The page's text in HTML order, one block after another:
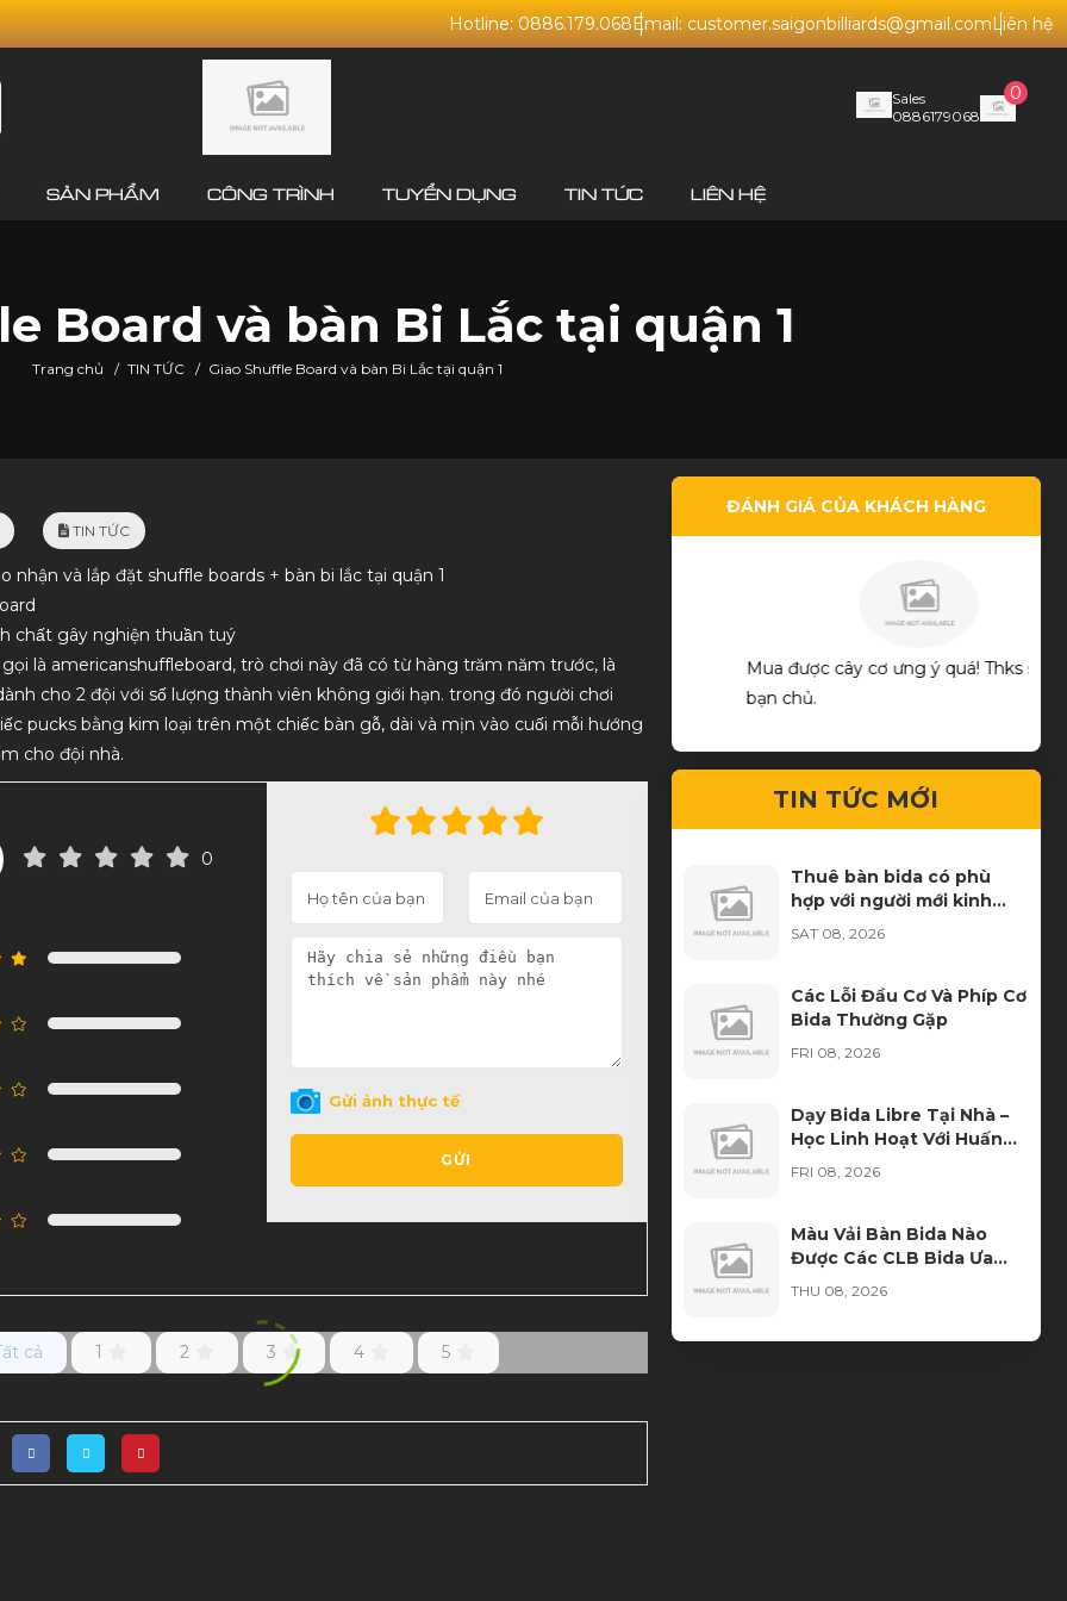
Hotline: 0886.179.068Email: customer.saigonbilliards@gmail.comLiên hệ
Sales
0886179068
0
SẢN PHẨM CÔNG TRÌNH TUYỂN DỤNG TIN TỨC LIÊN HỆ
Board và bàn Bi Lắc tại quận 1
Trang chủ / TIN TỨC / Giao Shuffle Board và bàn Bi Lắc tại quận 1
TIN TỨC
nhận và lắp đặt shuffle boards + bàn bi lắc tại quận 1
chất gây nghiện thuần tuý
là americanshuffleboard, trò chơi này đã có từ hàng trăm năm trước, là
cho 2 đội với số lượng thành viên không giới hạn. trong đó người chơi
pucks bằng kim loại trên một chiếc bàn gỗ, dài và mịn vào cuối mỗi hướng
cho đội nhà.
0
Gửi ảnh thực tế
GỬI
cả 1 2 3 4 5
ĐÁNH GIÁ CỦA KHÁCH HÀNG
chất lượng, nhân viên tư vấn nhiệt
Lần sau mình sẽ ủng hộ tiếp
dịch vụ uy tín, chất lượng
Mua được cây cơ ưng ý quá! Thks shop và
bạn chủ.
TIN TỨC MỚI
Thuê bàn bida có phù
hợp với người mới kinh
doanh không?
SAT 08, 2026
Các Lỗi Đầu Cơ Và Phíp Cơ
Bida Thường Gặp
FRI 08, 2026
Dạy Bida Libre Tại Nhà –
Học Linh Hoạt Với Huấn
Luyện Viên Đến Tận Nơi
FRI 08, 2026
Màu Vải Bàn Bida Nào
Được Các CLB Bida Ưa
Chuộng Nhất?
THU 08, 2026